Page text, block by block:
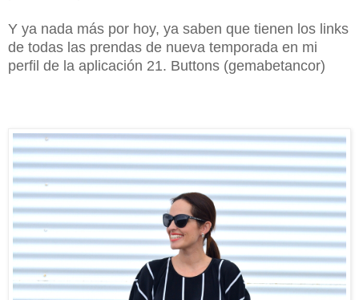
Y ya nada más por hoy, ya saben que tienen los links
de todas las prendas de nueva temporada en mi
perfil de la aplicación 21. Buttons (gemabetancor)